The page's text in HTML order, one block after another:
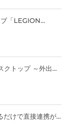
「LEGION
クトップ ～外出先
だけで直接連携が